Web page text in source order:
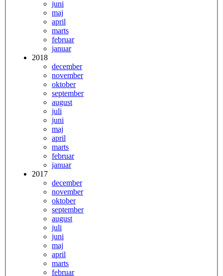
juni
maj
april
marts
februar
januar
2018
december
november
oktober
september
august
juli
juni
maj
april
marts
februar
januar
2017
december
november
oktober
september
august
juli
juni
maj
april
marts
februar